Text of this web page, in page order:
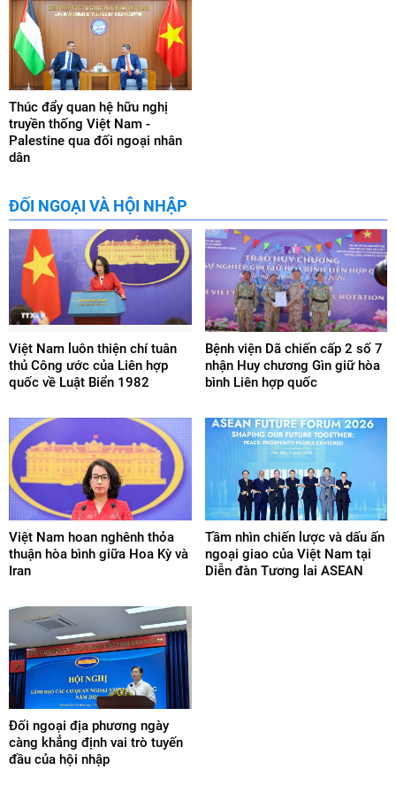
các hoạt động, triển khai dự án hợp tác phát triển nhằm cải
thiện sinh kế, hỗ trợ giáo dục cho học sinh có hoàn cảnh khó
khăn tại Việt Nam, các chương trình hỗ trợ nhân đạo cho nạn
nhân chất độc da cam tại Việt Nam.
Thúc đẩy quan hệ hữu nghị
truyền thống Việt Nam -
Palestine qua đối ngoại nhân
dân
ĐỐI NGOẠI VÀ HỘI NHẬP
Việt Nam luôn thiện chí tuân
thủ Công ước của Liên hợp
quốc về Luật Biển 1982
Bệnh viện Dã chiến cấp 2 số 7
nhận Huy chương Gìn giữ hòa
bình Liên hợp quốc
Việt Nam hoan nghênh thỏa
thuận hòa bình giữa Hoa Kỳ và
Iran
Tầm nhìn chiến lược và dấu ấn
ngoại giao của Việt Nam tại
Diễn đàn Tương lai ASEAN
Đối ngoại địa phương ngày
càng khẳng định vai trò tuyến
đầu của hội nhập